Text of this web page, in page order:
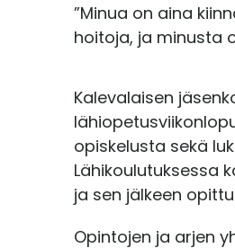
”Minua on aina
hoitoja, ja minusta
Kalevalaisen
opiskelusta sekä
Lähikoulutuksessa
ja sen jälkeen
Opintojen ja arjen